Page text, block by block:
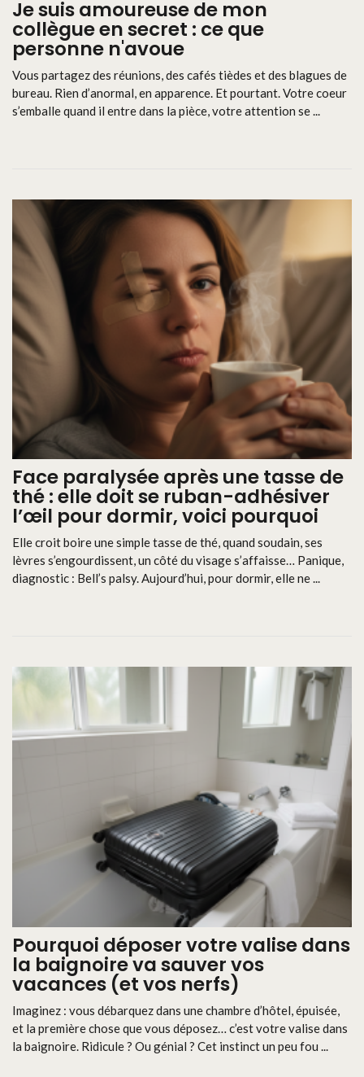
Je suis amoureuse de mon
collègue en secret : ce que
personne n'avoue
Vous partagez des réunions, des cafés tièdes et des blagues de
bureau. Rien d’anormal, en apparence. Et pourtant. Votre coeur
s’emballe quand il entre dans la pièce, votre attention se ...
Face paralysée après une tasse de
thé : elle doit se ruban-adhésiver
l’œil pour dormir, voici pourquoi
Elle croit boire une simple tasse de thé, quand soudain, ses
lèvres s’engourdissent, un côté du visage s’affaisse… Panique,
diagnostic : Bell’s palsy. Aujourd’hui, pour dormir, elle ne ...
Pourquoi déposer votre valise dans
la baignoire va sauver vos
vacances (et vos nerfs)
Imaginez : vous débarquez dans une chambre d’hôtel, épuisée,
et la première chose que vous déposez… c’est votre valise dans
la baignoire. Ridicule ? Ou génial ? Cet instinct un peu fou ...